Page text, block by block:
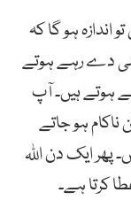
اندازہ ہو گا کہ
دے رہے ہوتے
ہوتے ہیں۔ آپ
ہو جاتے
پھر ایک دن اللہ
کرتا ہے۔